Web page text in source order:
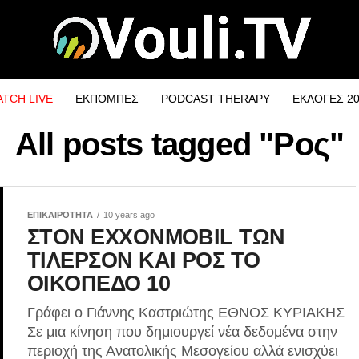
LIVE ΕΚΠΟΜΠΕΣ PODCAST THERAPY ΕΚΛΟΓΕΣ
All posts tagged "Ρος"
ΕΠΙΚΑΙΡΟΤΗΤΑ 10 years ago
ΣΤΟΝ EXXONMOBIL ΤΩΝ
ΤΙΛΕΡΣΟΝ ΚΑΙ ΡΟΣ ΤΟ
ΟΙΚΟΠΕΔΟ 10
Γράφει ο Γιάννης Καστριώτης ΕΘΝΟΣ ΚΥΡΙΑΚΗΣ
Σε μια κίνηση που δημιουργεί νέα δεδομένα στην
περιοχή της Ανατολικής Μεσογείου αλλά ενισχύει